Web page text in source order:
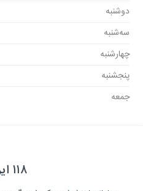
دوشنبه
سه‌شنبه
چهارشنبه
پنجشنبه
جمعه
۱۱۸ ایران